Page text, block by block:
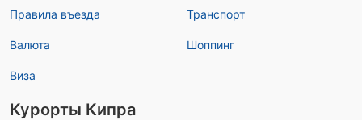
Правила въезда
Валюта
Виза
Транспорт
Шоппинг
Курорты Кипра